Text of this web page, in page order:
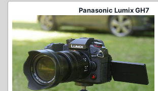
Panasonic Lumix GH7